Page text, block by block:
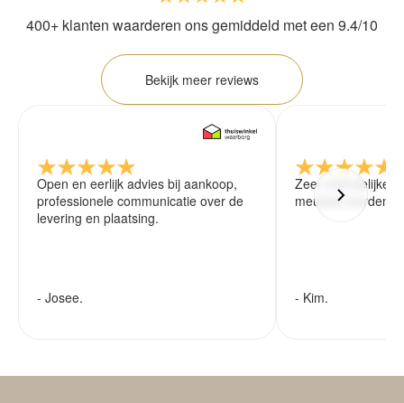
400+ klanten waarderen ons gemiddeld met een 9.4/10
Bekijk meer reviews
Open en eerlijk advies bij aankoop,
professionele communicatie over de
levering en plaatsing.
- Josee.
Zeer vriendelijke
meubels worden
- Kim.